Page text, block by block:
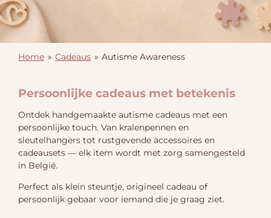
Home » Cadeaus » Autisme Awareness
Persoonlijke cadeaus met betekenis
Ontdek handgemaakte autisme cadeaus met een
persoonlijke touch. Van kralenpennen en
sleutelhangers tot rustgevende accessoires en
cadeausets — elk item wordt met zorg samengesteld
in België.
Perfect als klein steuntje, origineel cadeau of
persoonlijk gebaar voor iemand die je graag ziet.